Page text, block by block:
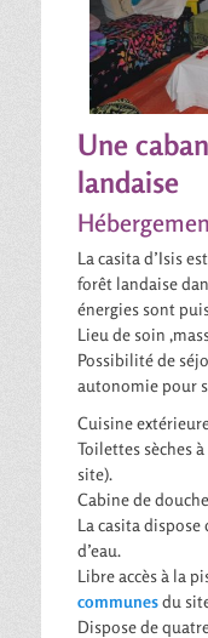
Une
landaise
La casita d’Isis
forêt landaise
énergies sont
Lieu de soin
Possibilité de
autonomie pour
Cuisine
Toilettes sèches
site).
Cabine de
La casita dispose
d’eau.
Libre accès à la
communesdu
Dispose de